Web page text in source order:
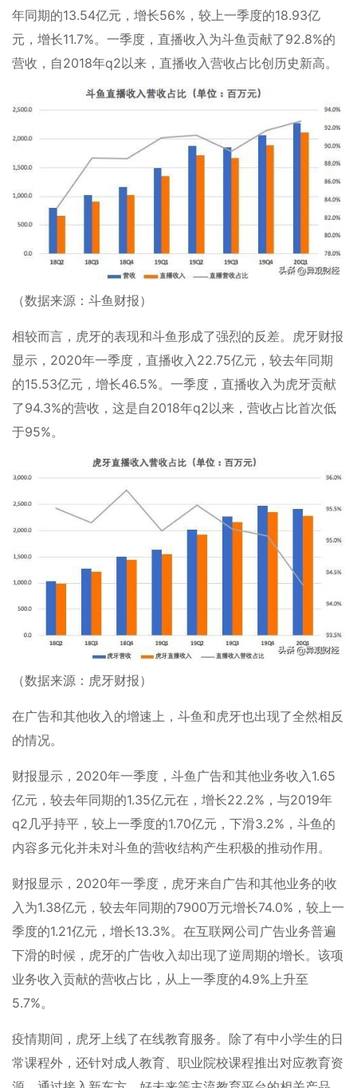
年同期的13.54亿元，增长56%，较上一季度的18.93亿
元，增长11.7%。一季度，直播收入为斗鱼贡献了92.8%的
营收，自2018年q2以来，直播收入营收占比创历史新高。
（数据来源：斗鱼财报）
相较而言，虎牙的表现和斗鱼形成了强烈的反差。虎牙财报
显示，2020年一季度，直播收入22.75亿元，较去年同期
的15.53亿元，增长46.5%。一季度，直播收入为虎牙贡献
了94.3%的营收，这是自2018年q2以来，营收占比首次低
于95%。
（数据来源：虎牙财报）
在广告和其他收入的增速上，斗鱼和虎牙也出现了全然相反
的情况。
财报显示，2020年一季度，斗鱼广告和其他业务收入1.65
亿元，较去年同期的1.35亿元在，增长22.2%，与2019年
q2几乎持平，较上一季度的1.70亿元，下滑3.2%，斗鱼的
内容多元化并未对斗鱼的营收结构产生积极的推动作用。
财报显示，2020年一季度，虎牙来自广告和其他业务的收
入为1.38亿元，较去年同期的7900万元增长74.0%，较上一
季度的1.21亿元，增长13.3%。在互联网公司广告业务普遍
下滑的时候，虎牙的广告收入却出现了逆周期的增长。该项
业务收入贡献的营收占比，从上一季度的4.9%上升至
5.7%。
疫情期间，虎牙上线了在线教育服务。除了有中小学生的日
常课程外，还针对成人教育、职业院校课程推出对应教育资